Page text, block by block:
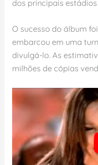
dos principais
O sucesso do álbum
embarcou em uma
divulgá-lo. As
milhões de cópias